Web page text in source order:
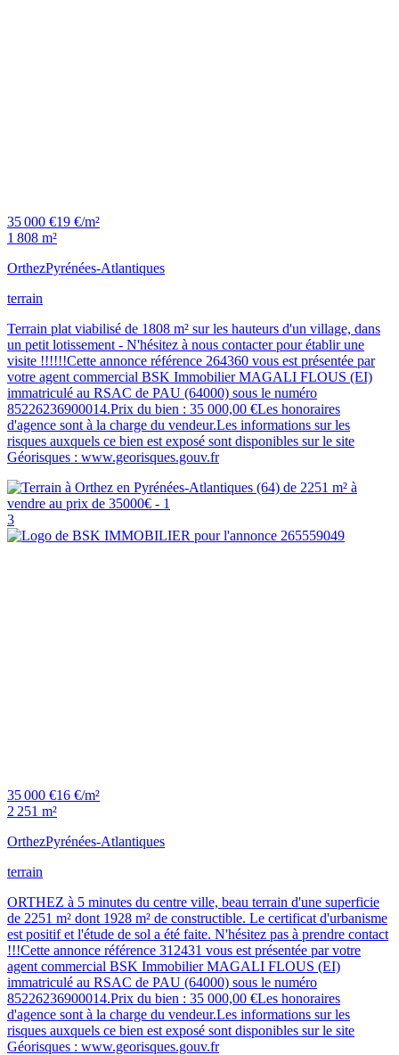
35 000 €19 €/m²
1 808 m²
OrthezPyrénées-Atlantiques
terrain
Terrain plat viabilisé de 1808 m² sur les hauteurs d'un village, dans
un petit lotissement - N'hésitez à nous contacter pour établir une
visite !!!!!!Cette annonce référence 264360 vous est présentée par
votre agent commercial BSK Immobilier MAGALI FLOUS (EI)
immatriculé au RSAC de PAU (64000) sous le numéro
85226236900014.Prix du bien : 35 000,00 €Les honoraires
d'agence sont à la charge du vendeur.Les informations sur les
risques auxquels ce bien est exposé sont disponibles sur le site
Géorisques : www.georisques.gouv.fr
3
35 000 €16 €/m²
2 251 m²
OrthezPyrénées-Atlantiques
terrain
ORTHEZ à 5 minutes du centre ville, beau terrain d'une superficie
de 2251 m² dont 1928 m² de constructible. Le certificat d'urbanisme
est positif et l'étude de sol a été faite. N'hésitez pas à prendre contact
!!!Cette annonce référence 312431 vous est présentée par votre
agent commercial BSK Immobilier MAGALI FLOUS (EI)
immatriculé au RSAC de PAU (64000) sous le numéro
85226236900014.Prix du bien : 35 000,00 €Les honoraires
d'agence sont à la charge du vendeur.Les informations sur les
risques auxquels ce bien est exposé sont disponibles sur le site
Géorisques : www.georisques.gouv.fr